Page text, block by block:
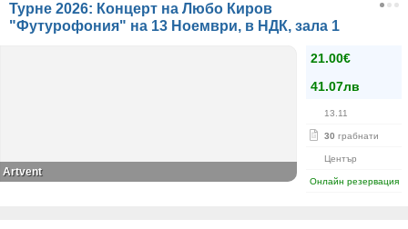
Турне 2026: Концерт на Любо Киров
"Футурофония" на 13 Ноември, в НДК, зала 1
21.00€
41.07лв
13.11
30 грабнати
Център
Онлайн резервация
Artvent